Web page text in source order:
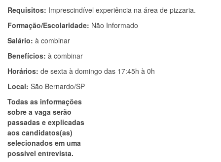
Requisitos: Imprescindível experiência na área de pizzaria.
Formação/Escolaridade: Não Informado
Salário: à combinar
Benefícios: à combinar
Horários: de sexta à domingo das 17:45h à 0h
Local: São Bernardo/SP
Todas as informações
sobre a vaga serão
passadas e explicadas
aos candidatos(as)
selecionados em uma
possível entrevista.